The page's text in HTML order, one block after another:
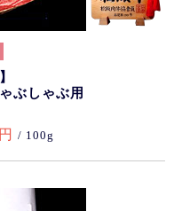
ぶしゃぶ用
/ 100g